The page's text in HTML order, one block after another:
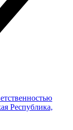
Республика,